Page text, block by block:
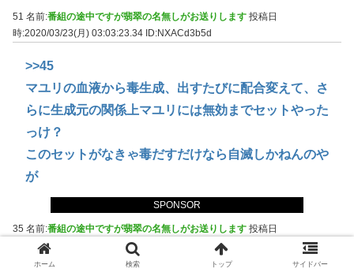
SPONSOR
51 名前:番組の途中ですが翡翠の名無しがお送りします 投稿日
時:2020/03/23(月) 03:03:23.34 ID:NXACd3b5d
>>45
マユリの血液から毒生成、出すたびに配合変えて、さ
らに生成元の関係上マユリには無効までセットやった
っけ？
このセットがなきゃ毒だすだけなら自滅しかねんのや
が
35 名前:番組の途中ですが翡翠の名無しがお送りします 投稿日
時:2020/03/23(月) 02:57:38.84
ホーム 検索 トップ サイドバー